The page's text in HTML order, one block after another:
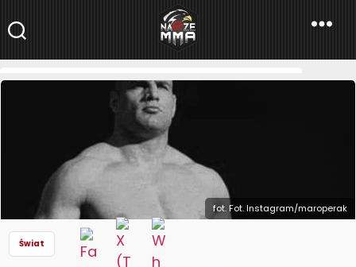
NaszeMMA
NaszeMMA.pl»Aktualności»Świat»Maro Perak nie żyje
fot. Fot. Instagram/maroperak
Świat